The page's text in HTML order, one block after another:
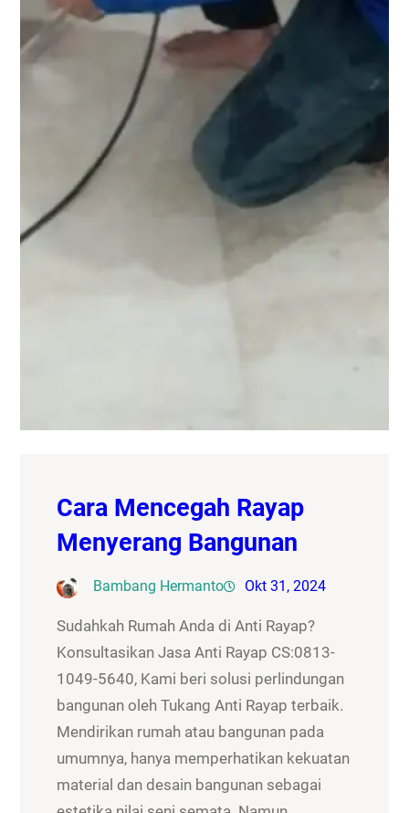
Cara Mencegah Rayap
Menyerang Bangunan
Bambang Hermanto Okt 31, 2024
Sudahkah Rumah Anda di Anti Rayap?
Konsultasikan Jasa Anti Rayap CS:0813-
1049-5640, Kami beri solusi perlindungan
bangunan oleh Tukang Anti Rayap terbaik.
Mendirikan rumah atau bangunan pada
umumnya, hanya memperhatikan kekuatan
material dan desain bangunan sebagai